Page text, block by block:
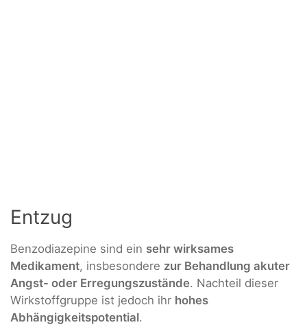
Entzug
Benzodiazepine sind ein sehr wirksames
Medikament, insbesondere zur Behandlung akuter
Angst- oder Erregungszustände. Nachteil dieser
Wirkstoffgruppe ist jedoch ihr hohes
Abhängigkeitspotential.